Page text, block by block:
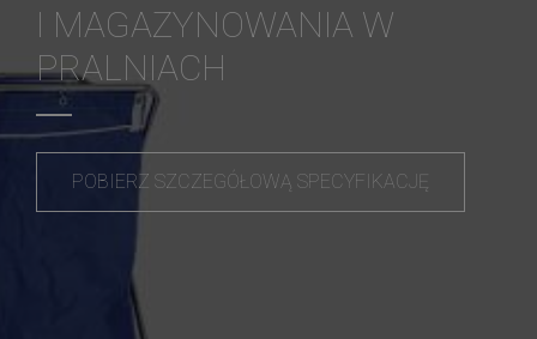
I MAGAZYNOWANIA W
PRALNIACH
POBIERZ SZCZEGÓŁOWĄ SPECYFIKACJĘ